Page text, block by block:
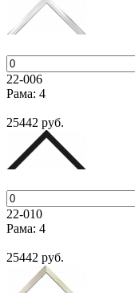
22-006
Рама: 4
25442 руб.
22-010
Рама: 4
25442 руб.